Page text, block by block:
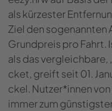
als kür­zes­ter
Ziel den so­ge­nann­ten
Grund­preis pro Fahrt.
als das
cket, greift seit 01.
ckel. Nut­zer*innen
immer zum